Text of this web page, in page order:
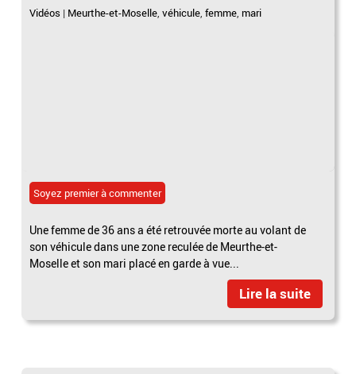
Vidéos | Meurthe-et-Moselle,véhicule,femme, mari
Soyez premier à commenter
Une femme de 36 ans a été retrouvée morte au volant de
son véhicule dans une zone reculée de Meurthe-et-
Moselle et son mari placé en garde à vue...
Lire la suite